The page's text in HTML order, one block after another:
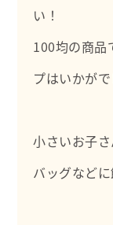
い！
100均の商品
プはいかが
小さいお子さ
バッグなどに